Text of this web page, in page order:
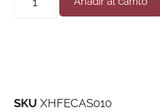
SKU XHFECAS010